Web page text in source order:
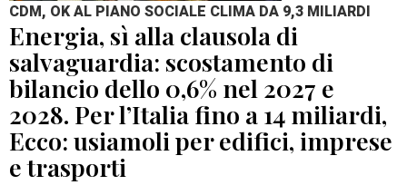
CDM, OK AL PIANO SOCIALE CLIMA DA 9,3 MILIARDI
Energia, sì alla clausola di
salvaguardia: scostamento di
bilancio dello 0,6% nel 2027 e
2028. Per l’Italia fino a 14 miliardi,
Ecco: usiamoli per edifici, imprese
e trasporti